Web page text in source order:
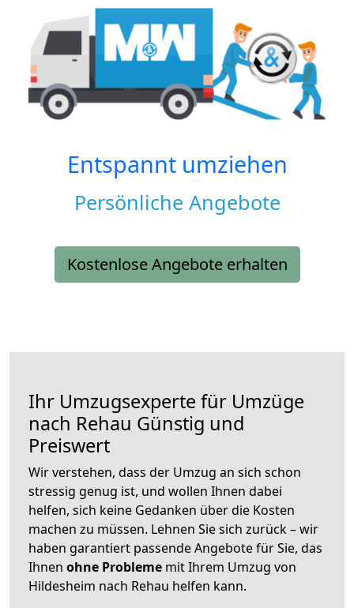
Entspannt umziehen
Persönliche Angebote
Kostenlose Angebote erhalten
Ihr Umzugsexperte für Umzüge
nach Rehau Günstig und
Preiswert
Wir verstehen, dass der Umzug an sich schon
stressig genug ist, und wollen Ihnen dabei
helfen, sich keine Gedanken über die Kosten
machen zu müssen. Lehnen Sie sich zurück – wir
haben garantiert passende Angebote für Sie, das
Ihnen ohne Probleme mit Ihrem Umzug von
Hildesheim nach Rehau helfen kann.